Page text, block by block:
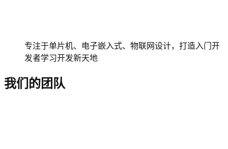
专注于单片机、电子嵌入式、物联网设计，打造入门开
发者学习开发新天地
我们的团队